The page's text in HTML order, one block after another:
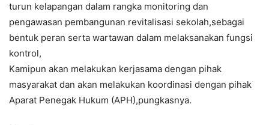
turun kelapangan dalam rangka monitoring dan
pengawasan pembangunan revitalisasi sekolah,sebagai
bentuk peran serta wartawan dalam melaksanakan fungsi
kontrol,
Kamipun akan melakukan kerjasama dengan pihak
masyarakat dan akan melakukan koordinasi dengan pihak
Aparat Penegak Hukum (APH),pungkasnya.